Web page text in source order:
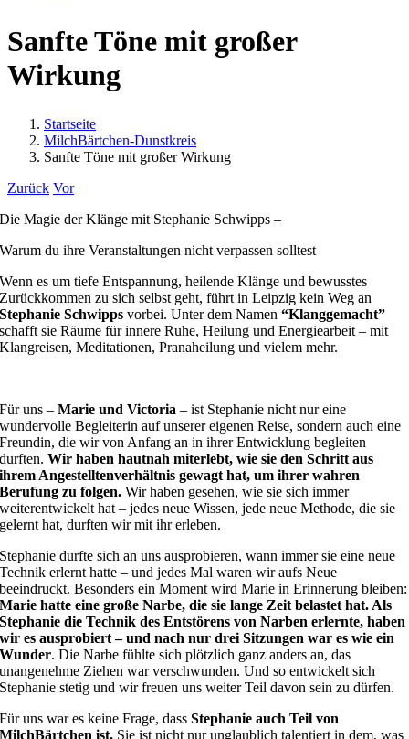
Sanfte Töne mit großer
Wirkung
Startseite
MilchBärtchen-Dunstkreis
Sanfte Töne mit großer Wirkung
Zurück Vor
Die Magie der Klänge mit Stephanie Schwipps –
Warum du ihre Veranstaltungen nicht verpassen solltest
Wenn es um tiefe Entspannung, heilende Klänge und bewusstes
Zurückkommen zu sich selbst geht, führt in Leipzig kein Weg an
Stephanie Schwipps vorbei. Unter dem Namen“Klanggemacht”
schafft sie Räume für innere Ruhe, Heilung und Energiearbeit – mit
Klangreisen, Meditationen, Pranaheilung und vielem mehr.
Für uns –Marie und Victoria – ist Stephanie nicht nur eine
wundervolle Begleiterin auf unserer eigenen Reise, sondern auch eine
Freundin, die wir von Anfang an in ihrer Entwicklung begleiten
durften.Wir haben hautnah miterlebt, wie sie den Schritt aus
ihrem Angestelltenverhältnis gewagt hat, um ihrer wahren
Berufung zu folgen. Wir haben gesehen, wie sie sich immer
weiterentwickelt hat – jedes neue Wissen, jede neue Methode, die sie
gelernt hat, durften wir mit ihr erleben.
Stephanie durfte sich an uns ausprobieren, wann immer sie eine neue
Technik erlernt hatte – und jedes Mal waren wir aufs Neue
beeindruckt. Besonders ein Moment wird Marie in Erinnerung bleiben:
Marie hatte eine große Narbe, die sie lange Zeit belastet hat. Als
Stephanie die Technik des Entstörens von Narben erlernte, haben
wir es ausprobiert – und nach nur drei Sitzungen war es wie ein
Wunder. Die Narbe fühlte sich plötzlich ganz anders an, das
unangenehme Ziehen war verschwunden. Und so entwickelt sich
Stephanie stetig und wir freuen uns weiter Teil davon sein zu dürfen.
Für uns war es keine Frage, dassStephanie auch Teil von
MilchBärtchen ist. Sie ist nicht nur unglaublich talentiert in dem, was